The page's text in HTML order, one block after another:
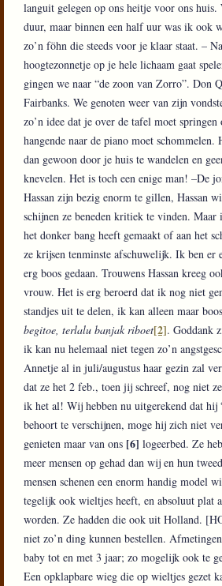
languit gelegen op ons heitje voor ons
duur, maar binnen een half uur was ik ook
zo’n föhn die steeds voor je klaar staat. –
hoogtezonnetje op je hele lichaam gaat
gingen we naar “de zoon van Zorro”. Don
Fairbanks. We genoten weer van zijn
zo’n idee dat je over de tafel moet springen
hangende naar de piano moet
dan gewoon door je huis te wandelen en
knevelen. Het is toch een enige man! –De
Hassan zijn bezig enorm te gillen, Hassan
schijnen ze beneden kritiek te vinden.
het donker bang heeft gemaakt of aan het
ze krijsen tenminste afschuwelijk. Ik ben er
erg boos gedaan. Trouwens Hassan kreeg
vrouw. Het is erg beroerd dat ik nog niet
standjes uit te delen, ik kan alleen maar
begitoe, terlalu banjak riboet[2]. Goddank
ik kan nu helemaal niet tegen zo’n
Annetje al in juli/augustus haar gezin zal
dat ze het 2 feb., toen jij schreef, nog niet
ik het al! Wij hebben nu uitgerekend dat hij
behoort te verschijnen, moge hij zich niet
genieten maar van ons [6] logeerbed. Ze
meer mensen op gehad dan wij en hun
mensen schenen een enorm handig model
tegelijk ook wieltjes heeft, en absoluut plat
worden. Ze hadden die ook uit Holland.
niet zo’n ding kunnen bestellen.
baby tot en met 3 jaar; zo mogelijk ook te
Een opklapbare wieg die op wieltjes gezet